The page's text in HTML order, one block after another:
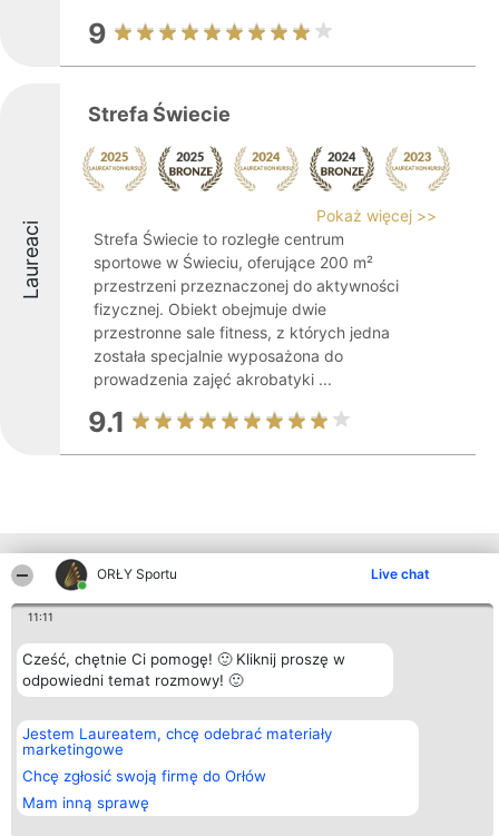
ORŁY Sportu Live chat
11:11
Cześć, chętnie Ci pomogę! 🙂 Kliknij proszę w
odpowiedni temat rozmowy! 🙂
Jestem Laureatem, chcę odebrać materiały
marketingowe
Chcę zgłosić swoją firmę do Orłów
Mam inną sprawę
9
Laureaci
Strefa Świecie
Pokaż więcej >>
Strefa Świecie to rozległe centrum
sportowe w Świeciu, oferujące 200 m²
przestrzeni przeznaczonej do aktywności
fizycznej. Obiekt obejmuje dwie
przestronne sale fitness, z których jedna
została specjalnie wyposażona do
prowadzenia zajęć akrobatyki ...
9.1
Inne firmy z województwa
Organizator plebiscytu
Bright Side Solutions sp. z o.
o. sp. k.
ul. Ruska 22
KRS 0000749100 | Regon
381313360 | NIP 8943132676
+48 508 492 400
Plebiscyt
Laureaci
Lista
wszystkich
Zasady
Prywatności
Kontakt
Kontakt